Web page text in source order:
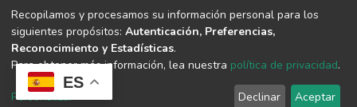
ES
Copyright © Todos los derechos son
de la Universidad Evangélica de El
Recopilamos y procesamos su información personal para los
siguientes propósitos: Autenticación, Preferencias,
Reconocimiento y Estadísticas.
Para obtener más información, lea nuestra política de privacidad.
Personalizar Declinar Aceptar